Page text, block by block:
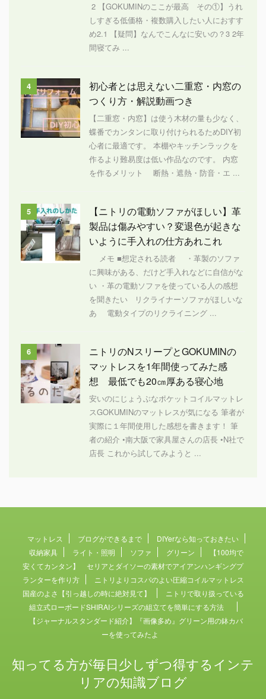
2 【GOKUMINのここが最高 その①】うれ
しすぎる低価格・複数購入したい人におすす
め2.1 【疑問】なんでこんなに安いの？3 2年
間寝てみ ...
4
初心者とは思えない二重窓・内窓の
つくり方・解説動画つき
【二重窓・内窓】は使う木材の量も少なく、
蝶番でカンタンに取り付けられるためDIY初
心者に最適です。 本棚やキッチンラックを
作るより難易度は低い作品なのです。 内窓
を作るメリット 断熱・遮熱・防音・エ ...
5
【ニトリの電動ソファがほしい】革
製品は傷みやすい？変退色が起きな
いように手入れの仕方あれこれ
メモ ■想定される読者 ・革製のソファ
に興味がある、だけど手入れなどに自信がな
い ・革の電動ソファを使っている人の感想
を聞きたい リクライナーソファがほしいな
あ 電動タイプのリクライニング ...
6
ニトリのNスリープとGOKUMINの
マットレスを1年間使ってみた感
想 最低でも20㎝厚ある寝心地
安いのにじょうぶなポケットコイルマットレ
スGOKUMINのマットレスが気になる 筆者が
実際に１年間使用した感想を書きます！ 筆
者の紹介 •南大阪で家具屋さんの店長 •N社で
店長 これから試してみようと ...
マットレス ブログができるまで
DIYerなら知っておきたい
収納家具
ライト・照明 ソファ グリーン
【100均で
安くてカンタン】 セリアとダイソーの素材でアイアンハンギングプ
ランターを作り方
ニトリよりコスパのよい圧縮コイルマットレス
国産のよさ【引っ越しの時に絶対見て】
ニトリで取り扱っている
組立式ローボードSHIRAIシリーズの組立てを簡単にする方法
【ジャーナルスタンダード紹介】『画像多め』グリーン用の鉢カバ
ーを使ってみたよ
知ってる方が毎日少しずつ得するインテ
リアの知識ブログ